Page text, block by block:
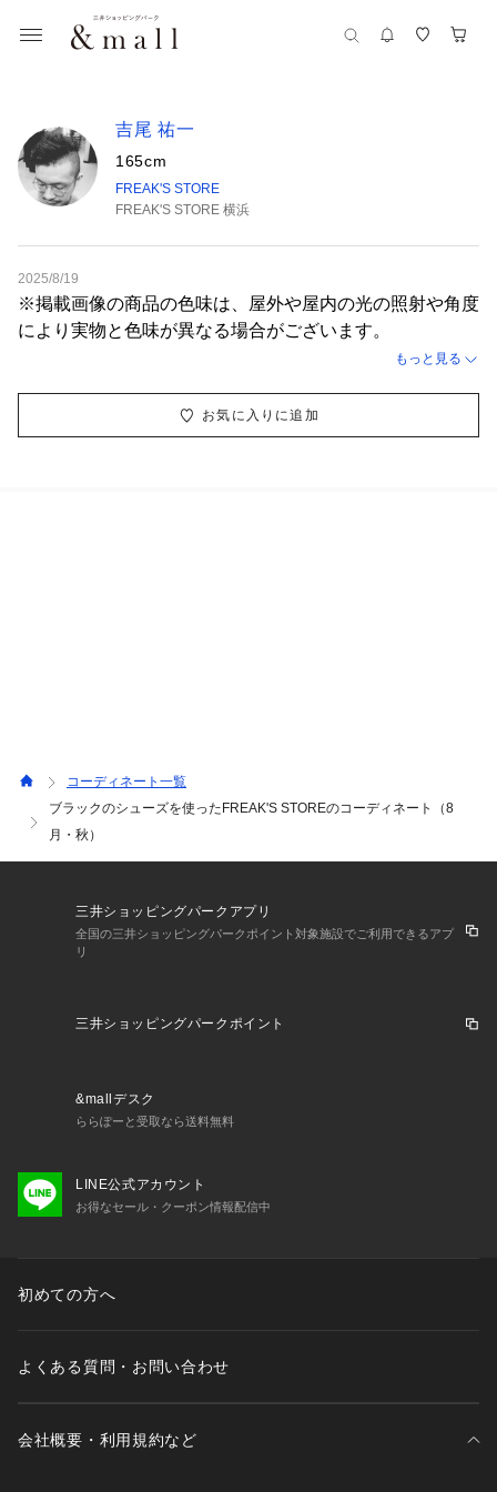
吉尾 祐一
165cm
FREAK'S STORE
FREAK'S STORE 横浜
2025/8/19
※掲載画像の商品の色味は、屋外や屋内の光の照射や角度
により実物と色味が異なる場合がございます。
もっと見る
お気に入りに追加
コーディネート一覧
ブラックのシューズを使ったFREAK'S STOREのコーディネート（8
月・秋）
三井ショッピングパークアプリ
全国の三井ショッピングパークポイント対象施設でご利用できるアプ
リ
三井ショッピングパークポイント
&mallデスク
ららぽーと受取なら送料無料
LINE公式アカウント
お得なセール・クーポン情報配信中
初めての方へ
よくある質問・お問い合わせ
会社概要・利用規約など